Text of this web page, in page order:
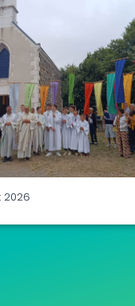
2026